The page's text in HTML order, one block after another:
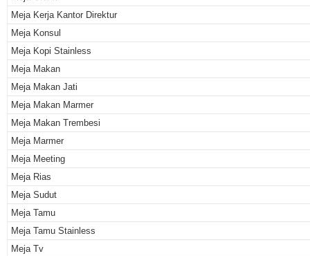
Meja Kerja Kantor Direktur
Meja Konsul
Meja Kopi Stainless
Meja Makan
Meja Makan Jati
Meja Makan Marmer
Meja Makan Trembesi
Meja Marmer
Meja Meeting
Meja Rias
Meja Sudut
Meja Tamu
Meja Tamu Stainless
Meja Tv